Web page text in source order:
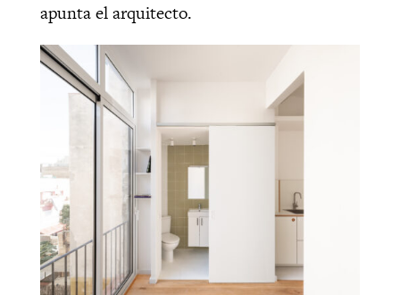
apunta el arquitecto.